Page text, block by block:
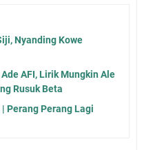
Nyanding Kowe
AFI, Lirik Mungkin Ale
Rusuk Beta
Perang Perang Lagi